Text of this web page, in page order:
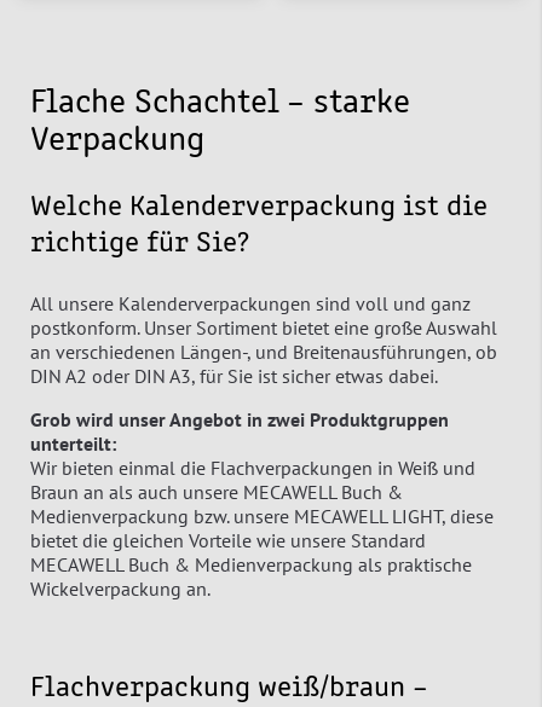
Flache Schachtel – starke
Verpackung
Welche Kalenderverpackung ist die
richtige für Sie?
All unsere Kalenderverpackungen sind voll und ganz
postkonform. Unser Sortiment bietet eine große Auswahl
an verschiedenen Längen-, und Breitenausführungen, ob
DIN A2 oder DIN A3, für Sie ist sicher etwas dabei.
Grob wird unser Angebot in zwei Produktgruppen
unterteilt:
Wir bieten einmal die Flachverpackungen in Weiß und
Braun an als auch unsere MECAWELL Buch &
Medienverpackung bzw. unsere MECAWELL LIGHT, diese
bietet die gleichen Vorteile wie unsere Standard
MECAWELL Buch & Medienverpackung als praktische
Wickelverpackung an.
Flachverpackung weiß/braun –